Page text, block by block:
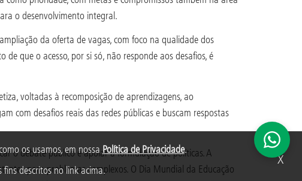
os usamos, em nossaPolítica de Privacidade.
descritos no link acima.
X
o desenvolvimento integral.
da oferta de vagas, com foco na qualidade dos
que o acesso, por si só, não responde aos desafios, é
voltadas à recomposição de aprendizagens, ao
com desafios reais das redes públicas e buscam respostas
o debate público e apoiar a formulação de políticas. A
para problemas complexos. O Dia Mundial da Educação